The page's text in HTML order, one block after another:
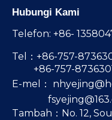
Hubungi Kami
Telefon: +86-
Tel：+86-757-
+86-757-
E-mel：
Tambah：No. 12,